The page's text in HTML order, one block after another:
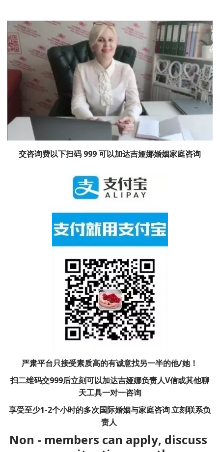
交咨询费以下扫码 999 可以加达吉娅娜婚姻家庭咨询
严肃平台只接受素质高的有诚意找另一半的他/她！
扫二维码交999后立刻可以加达吉娅娜负责人V信或其他聊
天工具一对一咨询
享受至少1-2个小时的多次国际婚姻与家庭咨询立刻联系负
责人
Non - members can apply, discuss